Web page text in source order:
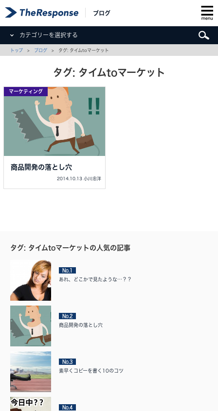
ブログ
カテゴリーを選択する
トップ > ブログ > タグ: タイムtoマーケット
タグ: タイムtoマーケット
マーケティング
商品開発の落とし穴
2014.10.13 小川忠洋
タグ: タイムtoマーケットの人気の記事
No.1
あれ、どこかで見たような…？？
No.2
商品開発の落とし穴
No.3
素早くコピーを書く10のコツ
No.4